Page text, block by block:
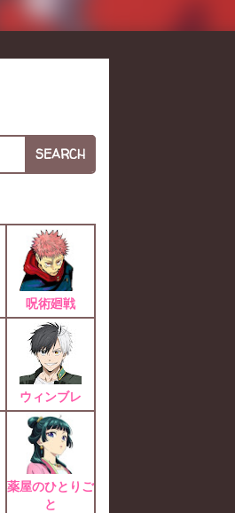
SEARCH
呪術廻戦
ウィンブレ
薬屋のひとりご
と